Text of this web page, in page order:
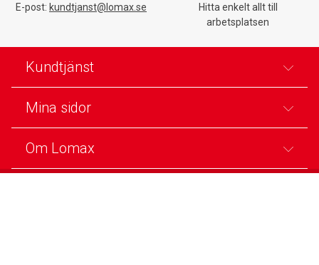
E-post: kundtjanst@lomax.se
Hitta enkelt allt till
arbetsplatsen
Kundtjänst
Mina sidor
Om Lomax